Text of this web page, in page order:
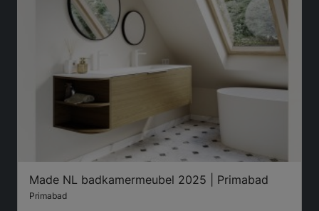
Made NL badkamermeubel 2025 | Primabad
Primabad